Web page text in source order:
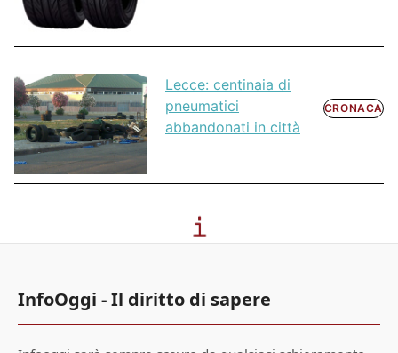
Lecce: centinaia di
pneumatici
abbandonati in città
CRONACA
InfoOggi - Il diritto di sapere